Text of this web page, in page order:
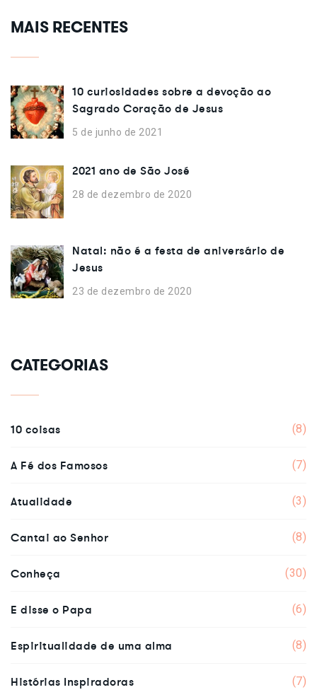
MAIS RECENTES
10 curiosidades sobre a devoção ao
Sagrado Coração de Jesus
5 de junho de 2021
2021 ano de São José
28 de dezembro de 2020
Natal: não é a festa de aniversário de
Jesus
23 de dezembro de 2020
CATEGORIAS
10 coisas (8)
A Fé dos Famosos (7)
Atualidade (3)
Cantai ao Senhor (8)
Conheça (30)
E disse o Papa (6)
Espiritualidade de uma alma (8)
Histórias Inspiradoras (7)